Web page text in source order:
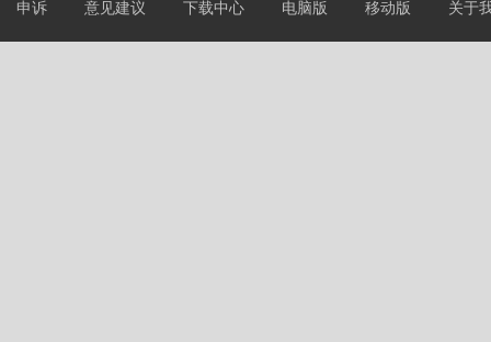
申诉 意见建议 下载中心 电脑版 移动版 关于